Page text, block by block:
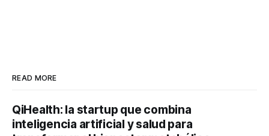
READ MORE
QiHealth: la startup que combina
inteligencia artificial y salud para